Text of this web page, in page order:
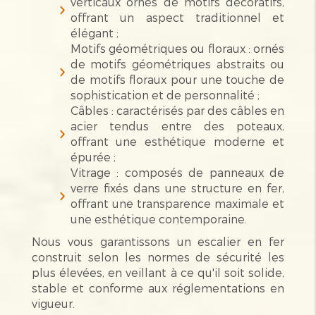
offrant un aspect traditionnel et
élégant ;
Motifs géométriques ou floraux : ornés
de motifs géométriques abstraits ou
de motifs floraux pour une touche de
sophistication et de personnalité ;
Câbles : caractérisés par des câbles en
acier tendus entre des poteaux,
offrant une esthétique moderne et
épurée ;
Vitrage : composés de panneaux de
verre fixés dans une structure en fer,
offrant une transparence maximale et
une esthétique contemporaine.
Nous vous garantissons un escalier en fer
construit selon les normes de sécurité les
plus élevées, en veillant à ce qu'il soit solide,
stable et conforme aux réglementations en
vigueur.